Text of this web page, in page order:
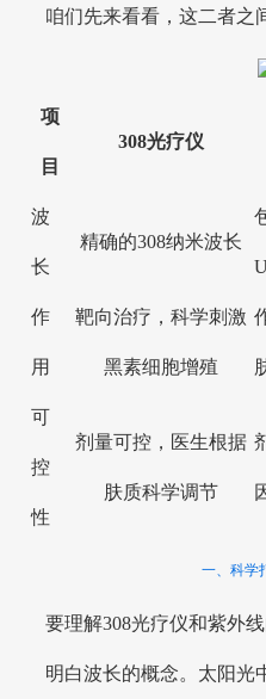
咱们先来看看，这二者之
项
目
308光疗仪
波
长
精确的308纳米波长
作
用
靶向治疗，科学刺激
黑素细胞增殖
可
控
性
剂量可控，医生根据
肤质科学调节
一、科学
要理解308光疗仪和紫外
明白波长的概念。太阳光